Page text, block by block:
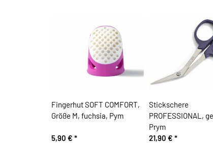
Fingerhut SOFT COMFORT,
Größe M, fuchsia, Pym
5,90 € *
Stickschere
PROFESSIONAL,
Prym
21,90 € *